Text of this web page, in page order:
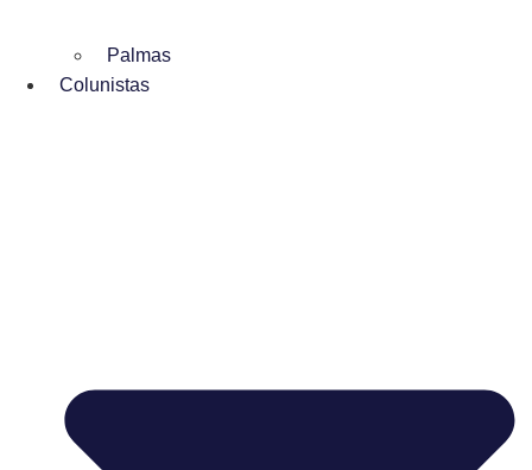
Palmas
Colunistas